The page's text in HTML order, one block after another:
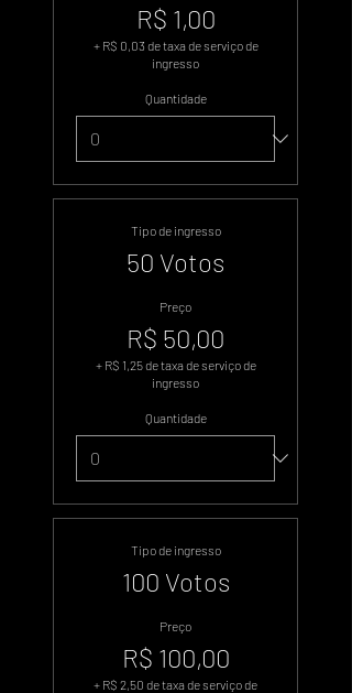
R$ 1,00
+ R$ 0,03 de taxa de serviço de
ingresso
Quantidade
Tipo de ingresso
50 Votos
Preço
R$ 50,00
+ R$ 1,25 de taxa de serviço de
ingresso
Quantidade
Tipo de ingresso
100 Votos
Preço
R$ 100,00
+ R$ 2,50 de taxa de serviço de